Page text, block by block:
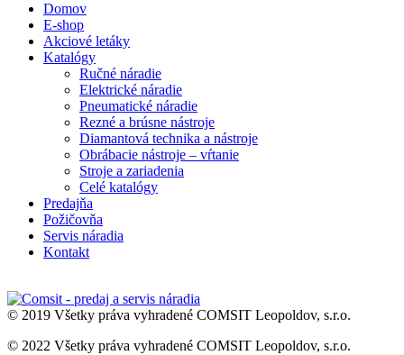
Domov
E-shop
Akciové letáky
Katalógy
Ručné náradie
Elektrické náradie
Pneumatické náradie
Rezné a brúsne nástroje
Diamantová technika a nástroje
Obrábacie nástroje – vŕtanie
Stroje a zariadenia
Celé katalógy
Predajňa
Požičovňa
Servis náradia
Kontakt
© 2019 Všetky práva vyhradené COMSIT Leopoldov, s.r.o.
© 2022 Všetky práva vyhradené COMSIT Leopoldov, s.r.o.